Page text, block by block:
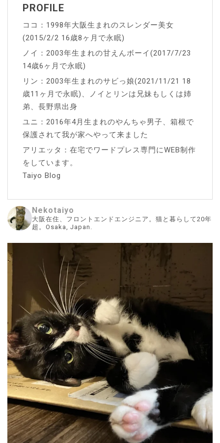
PROFILE
ココ：1998年大阪生まれのスレンダー美女
(2015/2/2 16歳8ヶ月で永眠)
ノイ：2003年生まれの甘えんボーイ(2017/7/23
14歳6ヶ月で永眠)
リン：2003年生まれのサビっ娘(2021/11/21 18
歳11ヶ月で永眠)、ノイとリンは兄妹もしくは姉
弟、長野県出身
ユニ：2016年4月生まれのやんちゃ男子、箱根で
保護されて我が家へやって来ました
アリエッタ：在宅でワードプレス専門にWEB制作
をしています。
Taiyo Blog
Nekotaiyo
大阪在住、フロントエンドエンジニア。猫と暮らして20年
超。Osaka, Japan.